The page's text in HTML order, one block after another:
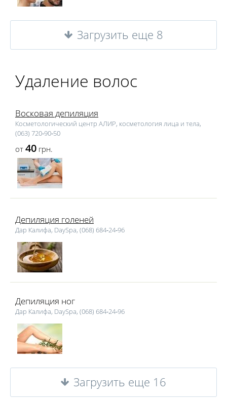
Загрузить еще 8
Удаление волос
Восковая депиляция
Косметологический центр АЛИР, косметология лица и тела,
(063) 720‑90‑50
от 40 грн.
Депиляция голеней
Дар Калифа, DaySpa, (068) 684‑24‑96
Депиляция ног
Дар Калифа, DaySpa, (068) 684‑24‑96
Загрузить еще 16